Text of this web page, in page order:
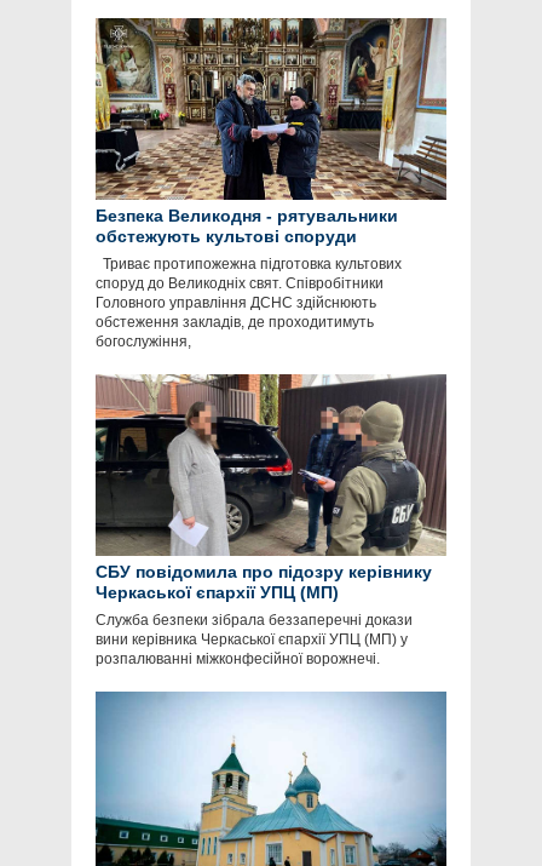
Безпека Великодня - рятувальники
обстежують культові споруди
Триває протипожежна підготовка культових
споруд до Великодніх свят. Співробітники
Головного управління ДСНС здійснюють
обстеження закладів, де проходитимуть
богослужіння,
СБУ повідомила про підозру керівнику
Черкаської єпархії УПЦ (МП)
Служба безпеки зібрала беззаперечні докази
вини керівника Черкаської єпархії УПЦ (МП) у
розпалюванні міжконфесійної ворожнечі.